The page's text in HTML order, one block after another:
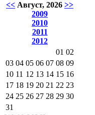
<< Август, 2026 >>
2009
2010
2011
2012
01 02
03 04 05 06 07 08 09
10 11 12 13 14 15 16
17 18 19 20 21 22 23
24 25 26 27 28 29 30
31